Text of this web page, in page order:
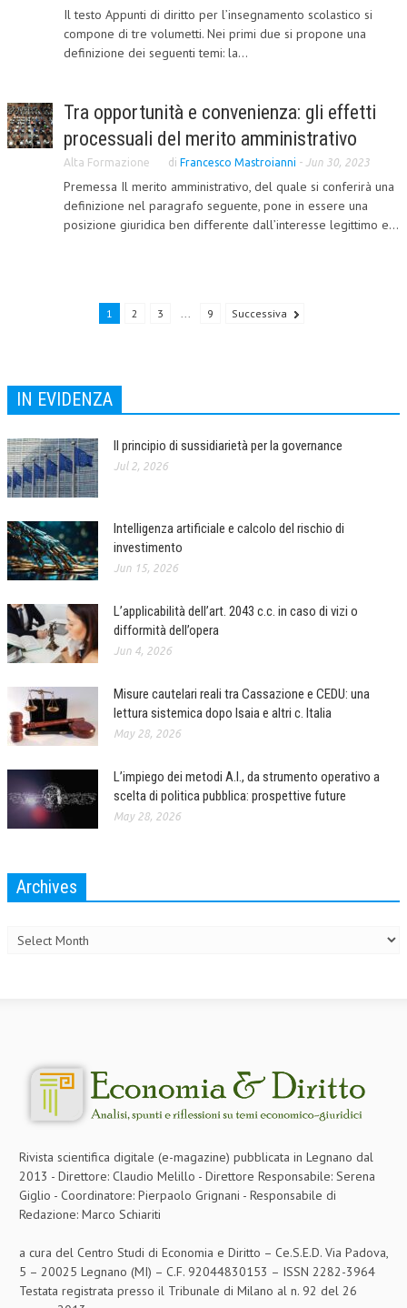
TRIBUTARIA
NEWS
ARCHIVIO EVENTI (FINO AL 2022)
CORSI ENTI TERZI
PUBBLICAZIONI
TESI DI LAUREA
MATERIALE DIDATTICO
INVITI E PROMOZIONI
Il testo Appunti di diritto per l’insegnamento scolastico si
compone di tre volumetti. Nei primi due si propone una
definizione dei seguenti temi: la...
Tra opportunità e convenienza: gli effetti
processuali del merito amministrativo
Alta Formazione di Francesco Mastroianni - Jun 30, 2023
Premessa Il merito amministrativo, del quale si conferirà una
definizione nel paragrafo seguente, pone in essere una
posizione giuridica ben differente dall’interesse legittimo e...
1 2 3 ... 9 Successiva
IN EVIDENZA
Il principio di sussidiarietà per la governance
Jul 2, 2026
Intelligenza artificiale e calcolo del rischio di
investimento
Jun 15, 2026
L’applicabilità dell’art. 2043 c.c. in caso di vizi o
difformità dell’opera
Jun 4, 2026
Misure cautelari reali tra Cassazione e CEDU: una
lettura sistemica dopo Isaia e altri c. Italia
May 28, 2026
L’impiego dei metodi A.I., da strumento operativo a
scelta di politica pubblica: prospettive future
May 28, 2026
Archives
Rivista scientifica digitale (e-magazine) pubblicata in Legnano dal
2013 - Direttore: Claudio Melillo - Direttore Responsabile: Serena
Giglio - Coordinatore: Pierpaolo Grignani - Responsabile di
Redazione: Marco Schiariti
a cura del Centro Studi di Economia e Diritto – Ce.S.E.D. Via Padova,
5 – 20025 Legnano (MI) – C.F. 92044830153 – ISSN 2282-3964
Testata registrata presso il Tribunale di Milano al n. 92 del 26